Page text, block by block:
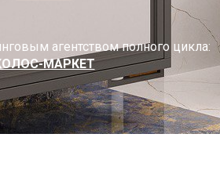
агентством полного цикла:
МАРКЕТ